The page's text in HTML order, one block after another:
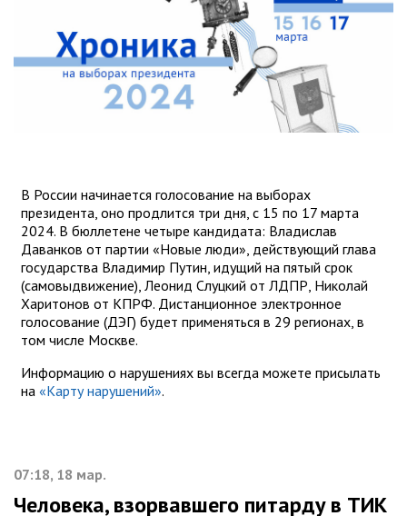
В России начинается голосование на выборах
президента, оно продлится три дня, с 15 по 17 марта
2024. В бюллетене четыре кандидата: Владислав
Даванков от партии «Новые люди», действующий глава
государства Владимир Путин, идущий на пятый срок
(самовыдвижение), Леонид Слуцкий от ЛДПР, Николай
Харитонов от КПРФ. Дистанционное электронное
голосование (ДЭГ) будет применяться в 29 регионах, в
том числе Москве.
Информацию о нарушениях вы всегда можете присылать
на «Карту нарушений».
07:18, 18 мар.
Человека, взорвавшего питарду в ТИК